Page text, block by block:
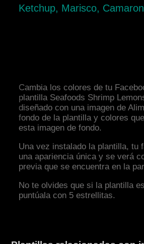
Ketchup, Marisco,
Cambia los colores de tu
plantilla Seafoods Shrimp
diseñado con una imagen de
fondo de la plantilla y colores
esta imagen de fondo.
Una vez instalado la plantilla, tu
una apariencia única y se verá
previa que se encuentra en la
No te olvides que si la plantilla
puntúala con 5 estrellitas.